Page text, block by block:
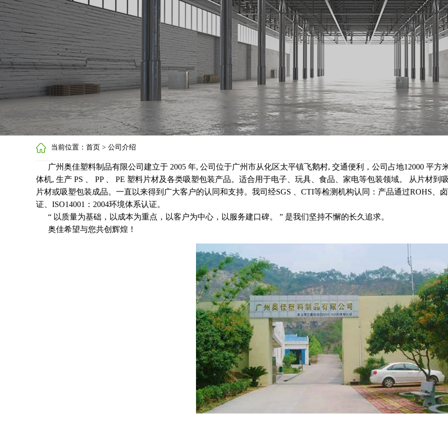
当前位置：首页 > 公司介绍
广州奥佳塑料制品有限公司建立于 2005 年, 公司位于广州市从化区太平镇飞鹅村, 交通便利，公司占地12000 平
体机, 生产 PS 、 PP 、 PE 塑料片材及各类吸塑包装产品。适合用于电子、玩具、食品、家电等包装领域。 从片材
片材或吸塑包装成品。一直以来得到广大客户的认同和支持。我司经SGS 、CTI等检测机构认同：产品通过ROHS、
证、ISO14001：2004环境体系认证。
“ 以质量为基础，以成本为重点，以客户为中心，以服务建口碑。 ” 是我们坚持不懈的长久追求。
奥佳希望与您共创辉煌！